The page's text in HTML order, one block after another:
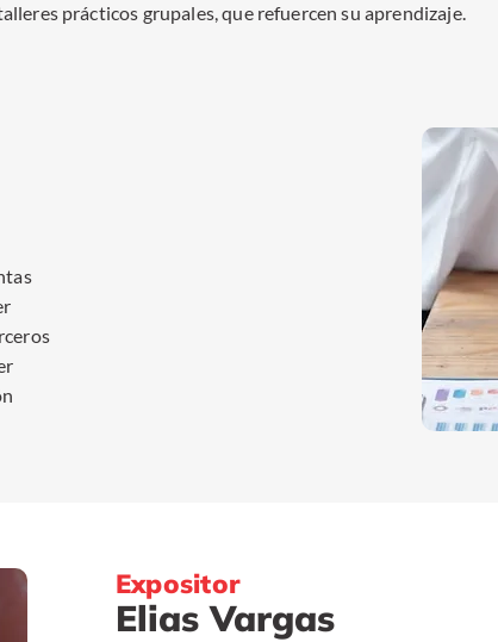
prácticos grupales, que refuercen su aprendizaje.
Expositor
Elias Vargas